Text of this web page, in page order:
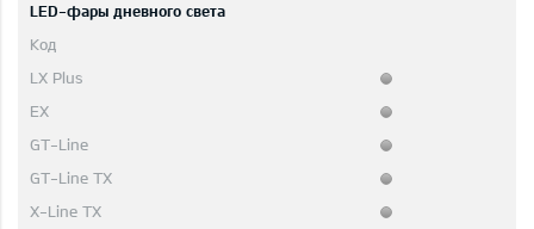
LED-фары дневного света